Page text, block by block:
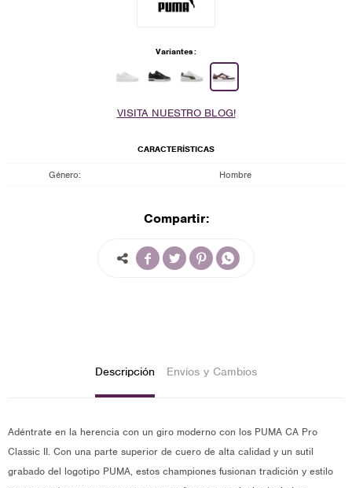
Variantes:
VISITA NUESTRO BLOG!
CARACTERÍSTICAS
Género Hombre
Compartir:
   
Descripción Envíos y Cambios
Adéntrate en la herencia con un giro moderno con los PUMA CA Pro
Classic II. Con una parte superior de cuero de alta calidad y un sutil
grabado del logotipo PUMA, estos championes fusionan tradición y estilo